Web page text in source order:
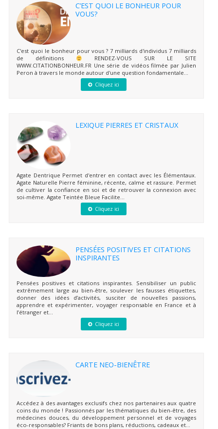
C’EST QUOI LE BONHEUR POUR
VOUS?
C'est quoi le bonheur pour vous ? 7 milliards d'individus 7 milliards
de définitions
RENDEZ-VOUS SUR LE SITE
WWW.CITATIONBONHEUR.FR Une série de vidéos filmée par Julien
Peron à travers le monde autour d'une question fondamentale...
Cliquez ici
LEXIQUE PIERRES ET CRISTAUX
Agate Dentrique Permet d'entrer en contact avec les Élémentaux.
Agate Naturelle Pierre féminine, récente, calme et rassure. Permet
de cultiver la confiance en soi et de retrouver la connexion avec
soi-même. Agate Teintée Bleue Facilite...
Cliquez ici
PENSÉES POSITIVES ET CITATIONS
INSPIRANTES
Pensées positives et citations inspirantes. Sensibiliser un public
extrêmement large au bien-être, soulever les fausses étiquettes,
donner des idées d’activités, susciter de nouvelles passions,
apprendre et expérimenter, voyager responsable en France et à
l’étranger et...
Cliquez ici
CARTE NEO-BIENÊTRE
Accédez à des avantages exclusifs chez nos partenaires aux quatre
coins du monde ! Passionnés par les thématiques du bien-être, des
médecines douces, du développement personnel et de voyages
éco-responsables? Friants de bons plans, réductions, cadeaux et...